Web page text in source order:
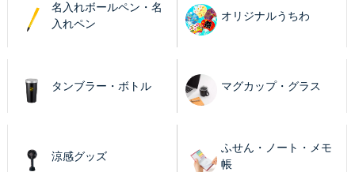
名入れボールペン・名
入れペン
オリジナルうちわ
タンブラー・ボトル マグカップ・グラス
涼感グッズ
ふせん・ノート・メモ
帳